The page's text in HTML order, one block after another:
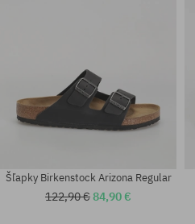
Šľapky Birkenstock Arizona Regular
122,90 €84,90 €